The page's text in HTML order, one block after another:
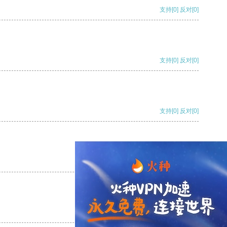
支持[0] 反对[0]
支持[0] 反对[0]
支持[0] 反对[0]
支持
支持[0] 反对[0]